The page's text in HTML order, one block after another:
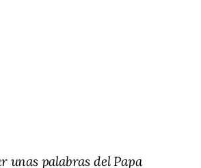
unas palabras del Papa